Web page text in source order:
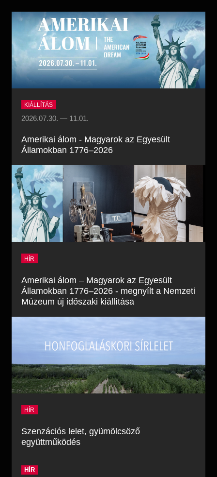
Régészet
Tagintézmények
Felnőttképzés
Közérdekű adatok
Képcsarnok
Történeti Fényképtár
Éremtár
Adattár
Központi Könyvtár
Amerikai álom - Magyarok az Egyesült
Államokban 1776–2026
KIÁLLÍTÁS
2026.07.30. — 11.01.
Amerikai álom – Magyarok az Egyesült
Államokban 1776–2026 - megnyílt a Nemzeti
Múzeum új időszaki kiállítása
HÍR
Szenzációs lelet, gyümölcsöző
együttműködés
HÍR
HÍR